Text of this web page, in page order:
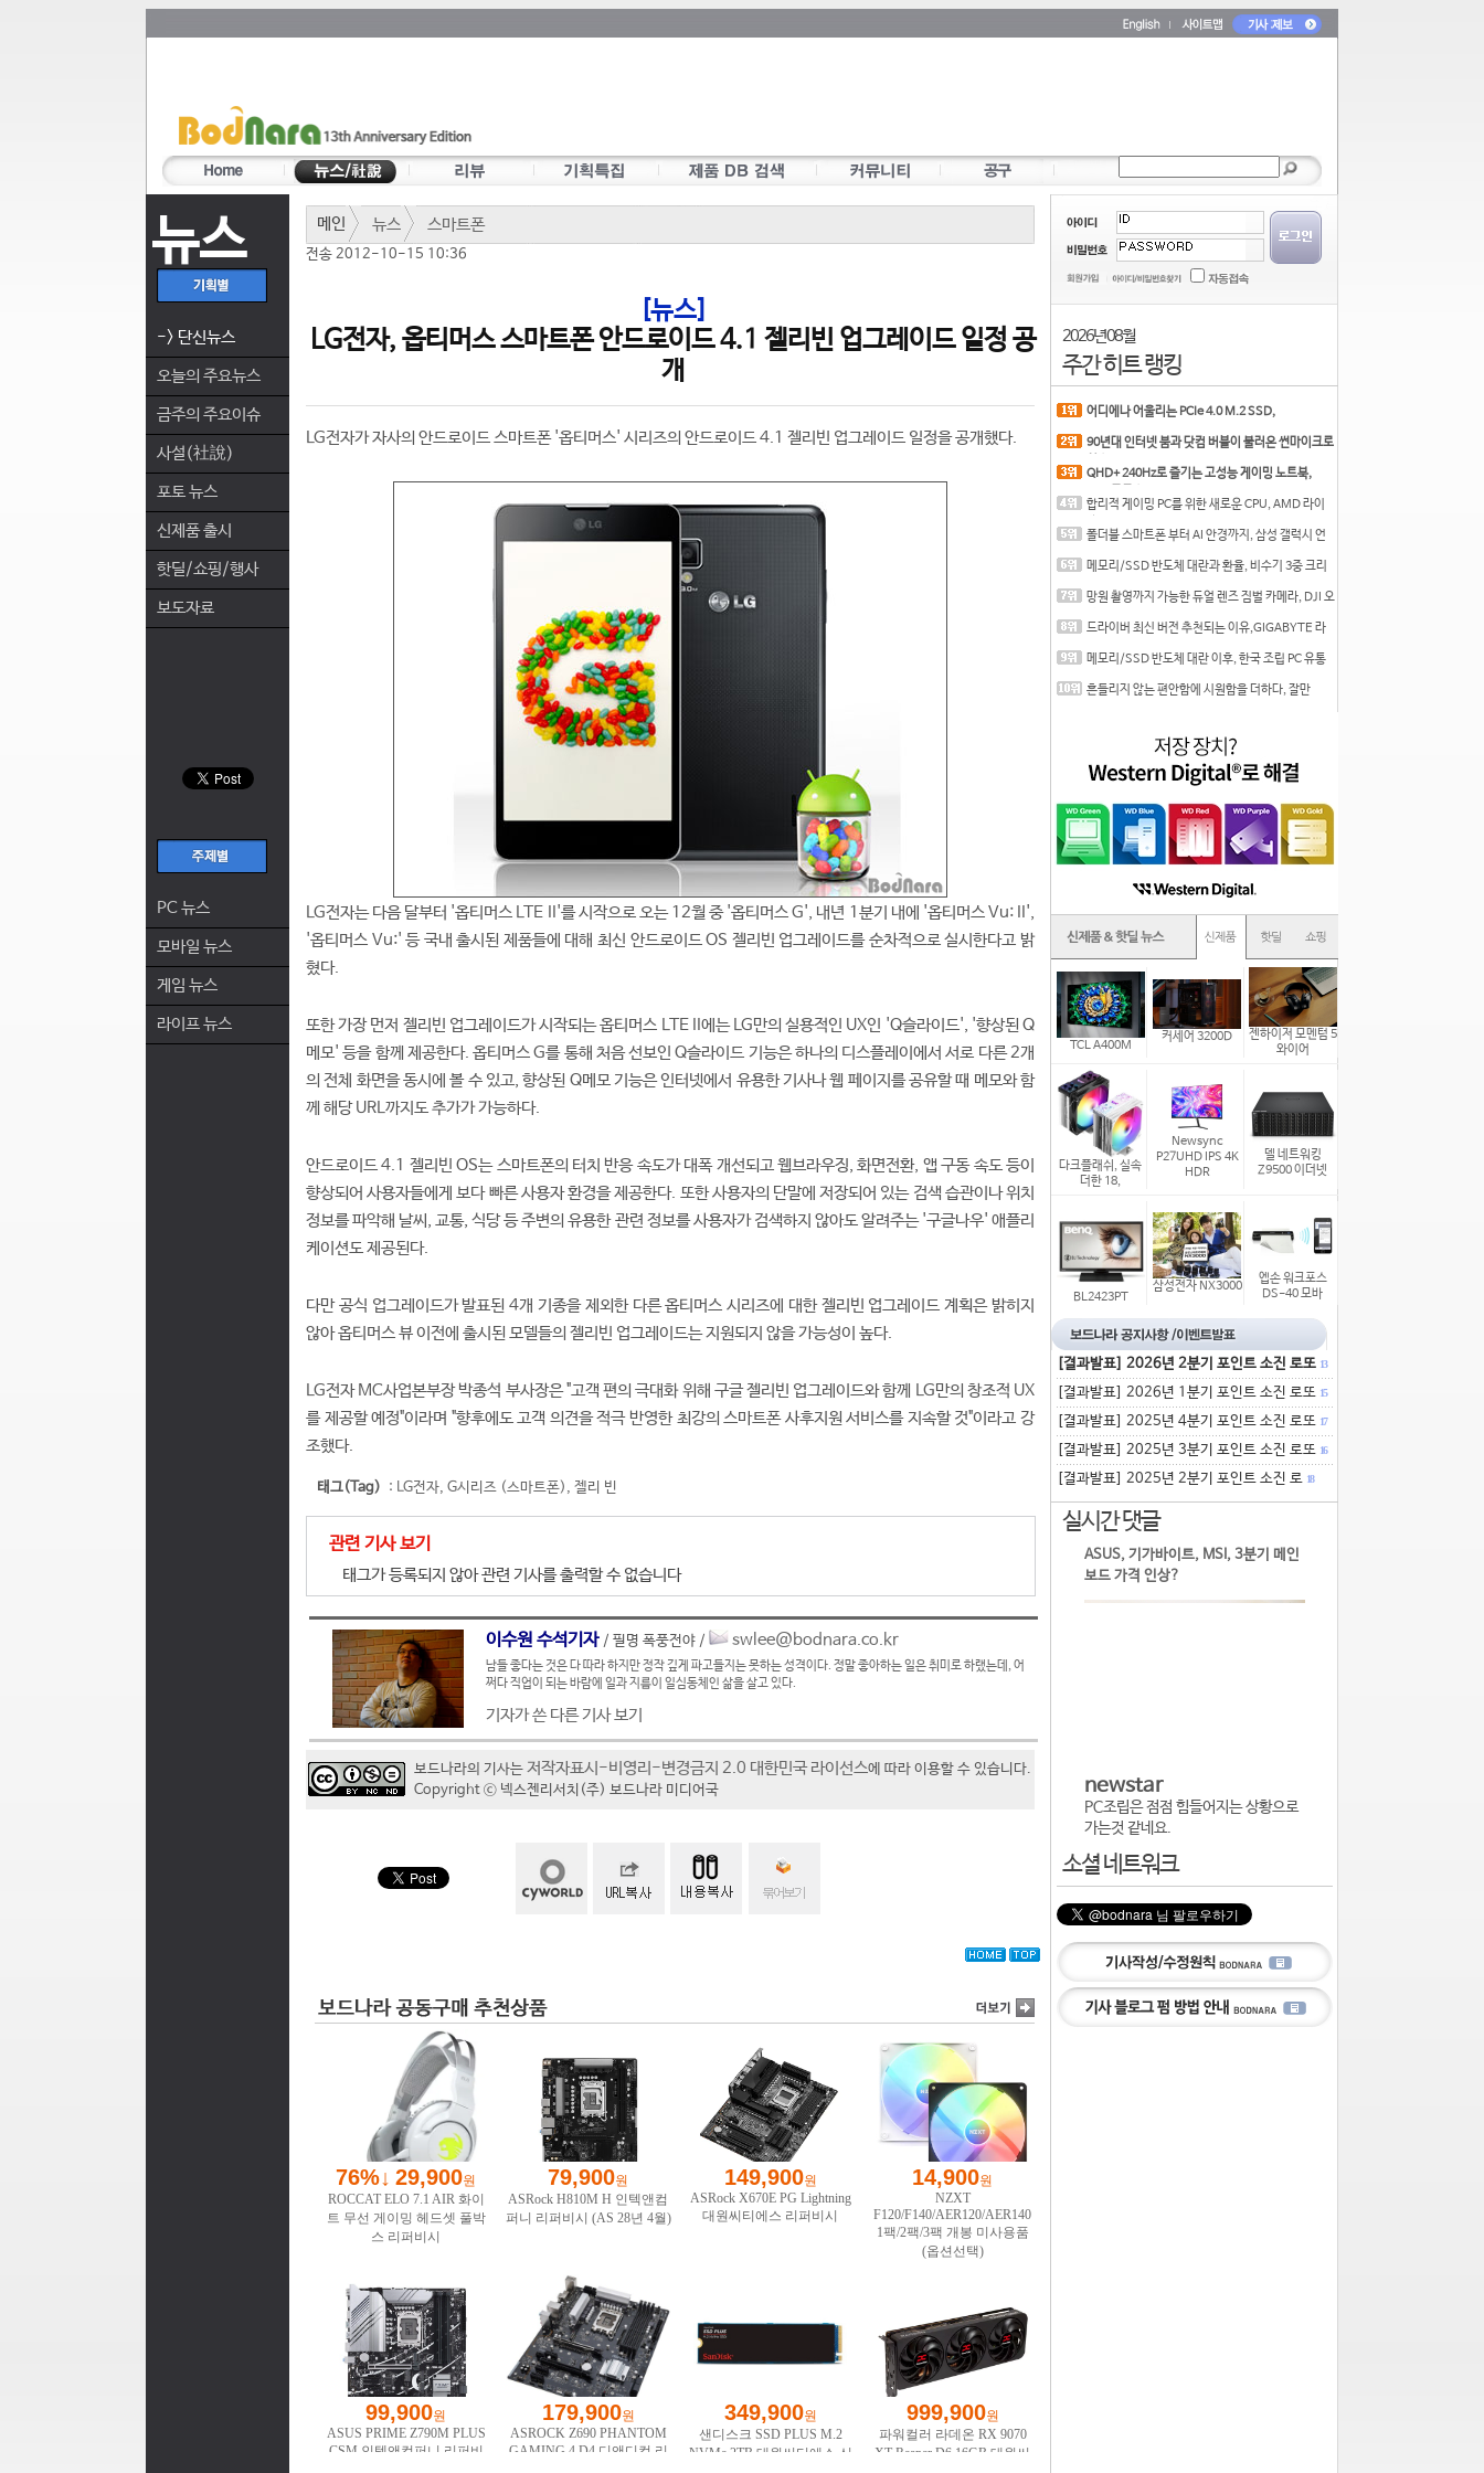
뉴스
-> 단신뉴스
오늘의 주요뉴스
금주의 주요이슈
사설(社說)
포토 뉴스
신제품 출시
핫딜/쇼핑/행사
보도자료
PC 뉴스
모바일 뉴스
게임 뉴스
라이프 뉴스
메인 뉴스 스마트폰
전송 2012-10-15 10:36
[뉴스]
LG전자, 옵티머스 스마트폰 안드로이드 4.1 젤리빈 업그레이드 일정 공
개
LG전자가 자사의 안드로이드 스마트폰 '옵티머스' 시리즈의 안드로이드 4.1 젤리빈 업그레이드 일정을 공개했다.
LG전자는 다음 달부터 '옵티머스 LTE II'를 시작으로 오는 12월 중 '옵티머스 G', 내년 1분기 내에 '옵티머스 Vu: II',
'옵티머스 Vu:' 등 국내 출시된 제품들에 대해 최신 안드로이드 OS 젤리빈 업그레이드를 순차적으로 실시한다고 밝
혔다.
또한 가장 먼저 젤리빈 업그레이드가 시작되는 옵티머스 LTE II에는 LG만의 실용적인 UX인 'Q슬라이드', '향상된 Q
메모' 등을 함께 제공한다. 옵티머스 G를 통해 처음 선보인 Q슬라이드 기능은 하나의 디스플레이에서 서로 다른 2개
의 전체 화면을 동시에 볼 수 있고, 향상된 Q메모 기능은 인터넷에서 유용한 기사나 웹 페이지를 공유할 때 메모와 함
께 해당 URL까지도 추가가 가능하다.
안드로이드 4.1 젤리빈 OS는 스마트폰의 터치 반응 속도가 대폭 개선되고 웹브라우징, 화면전환, 앱 구동 속도 등이
향상되어 사용자들에게 보다 빠른 사용자 환경을 제공한다. 또한 사용자의 단말에 저장되어 있는 검색 습관이나 위치
정보를 파악해 날씨, 교통, 식당 등 주변의 유용한 관련 정보를 사용자가 검색하지 않아도 알려주는 '구글나우' 애플리
케이션도 제공된다.
다만 공식 업그레이드가 발표된 4개 기종을 제외한 다른 옵티머스 시리즈에 대한 젤리빈 업그레이드 계획은 밝히지
않아 옵티머스 뷰 이전에 출시된 모델들의 젤리빈 업그레이드는 지원되지 않을 가능성이 높다.
LG전자 MC사업본부장 박종석 부사장은 "고객 편의 극대화 위해 구글 젤리빈 업그레이드와 함께 LG만의 창조적 UX
를 제공할 예정"이라며 "향후에도 고객 의견을 적극 반영한 최강의 스마트폰 사후지원 서비스를 지속할 것"이라고 강
조했다.
태그(Tag) : LG전자, G시리즈 (스마트폰) , 젤리 빈
관련 기사 보기
태그가 등록되지 않아 관련 기사를 출력할 수 없습니다
이수원 수석기자 / 필명 폭풍전야 / swlee@bodnara.co.kr
남들 좋다는 것은 다 따라 하지만 정작 깊게 파고들지는 못하는 성격이다. 정말 좋아하는 일은 취미로 하랬는데, 어
쩌다 직업이 되는 바람에 일과 지름이 일심동체인 삶을 살고 있다.
기자가 쓴 다른 기사 보기
보드나라의 기사는 저작자표시-비영리-변경금지 2.0 대한민국 라이선스에 따라 이용할 수 있습니다.
Copyright ⓒ 넥스젠리서치(주) 보드나라 미디어국
2026년 08월
주간 히트 랭킹
어디에나 어울리는 PCIe 4.0 M.2 SSD,
90년대 인터넷 붐과 닷컴 버블이 불러온 썬마이크로
QHD+ 240Hz로 즐기는 고성능 게이밍 노트북,
합리적 게이밍 PC를 위한 새로운 CPU, AMD 라이
폴더블 스마트폰 부터 AI 안경까지, 삼성 갤럭시 언
메모리/SSD 반도체 대란과 환율, 비수기 3중 크리
망원 촬영까지 가능한 듀얼 렌즈 짐벌 카메라, DJI 오
드라이버 최신 버전 추천되는 이유,GIGABYTE 라
메모리/SSD 반도체 대란 이후, 한국 조립 PC 유통
흔들리지 않는 편안함에 시원함을 더하다, 잘만
TCL A400M
커세어 3200D
젠하이저 모멘텀 5
와이어
다크플래쉬, 실속
더한 18,
Newsync
P27UHD IPS 4K
HDR
델 네트워킹
Z9500 이더넷
BL2423PT
삼성전자 NX3000
엡손 워크포스
DS-40 모바
[결과발표] 2026년 2분기 포인트 소진 로또 13
[결과발표] 2026년 1분기 포인트 소진 로또 15
[결과발표] 2025년 4분기 포인트 소진 로또 17
[결과발표] 2025년 3분기 포인트 소진 로또 16
[결과발표] 2025년 2분기 포인트 소진 로 18
실시간 댓글
ASUS, 기가바이트, MSI, 3분기 메인
보드 가격 인상?
newstar
PC조립은 점점 힘들어지는 상황으로
가는것 같네요.
소셜 네트워크